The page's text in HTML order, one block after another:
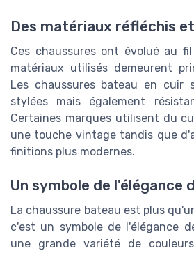
Des matériaux réfléchis
Ces chaussures ont évolué au
matériaux utilisés demeurent
Les chaussures bateau en cuir
stylées mais également
Certaines marques utilisent du
une touche vintage tandis que
finitions plus modernes.
Un symbole de l'élégance
La chaussure bateau est plus
c'est un symbole de l'élégance
une grande variété de